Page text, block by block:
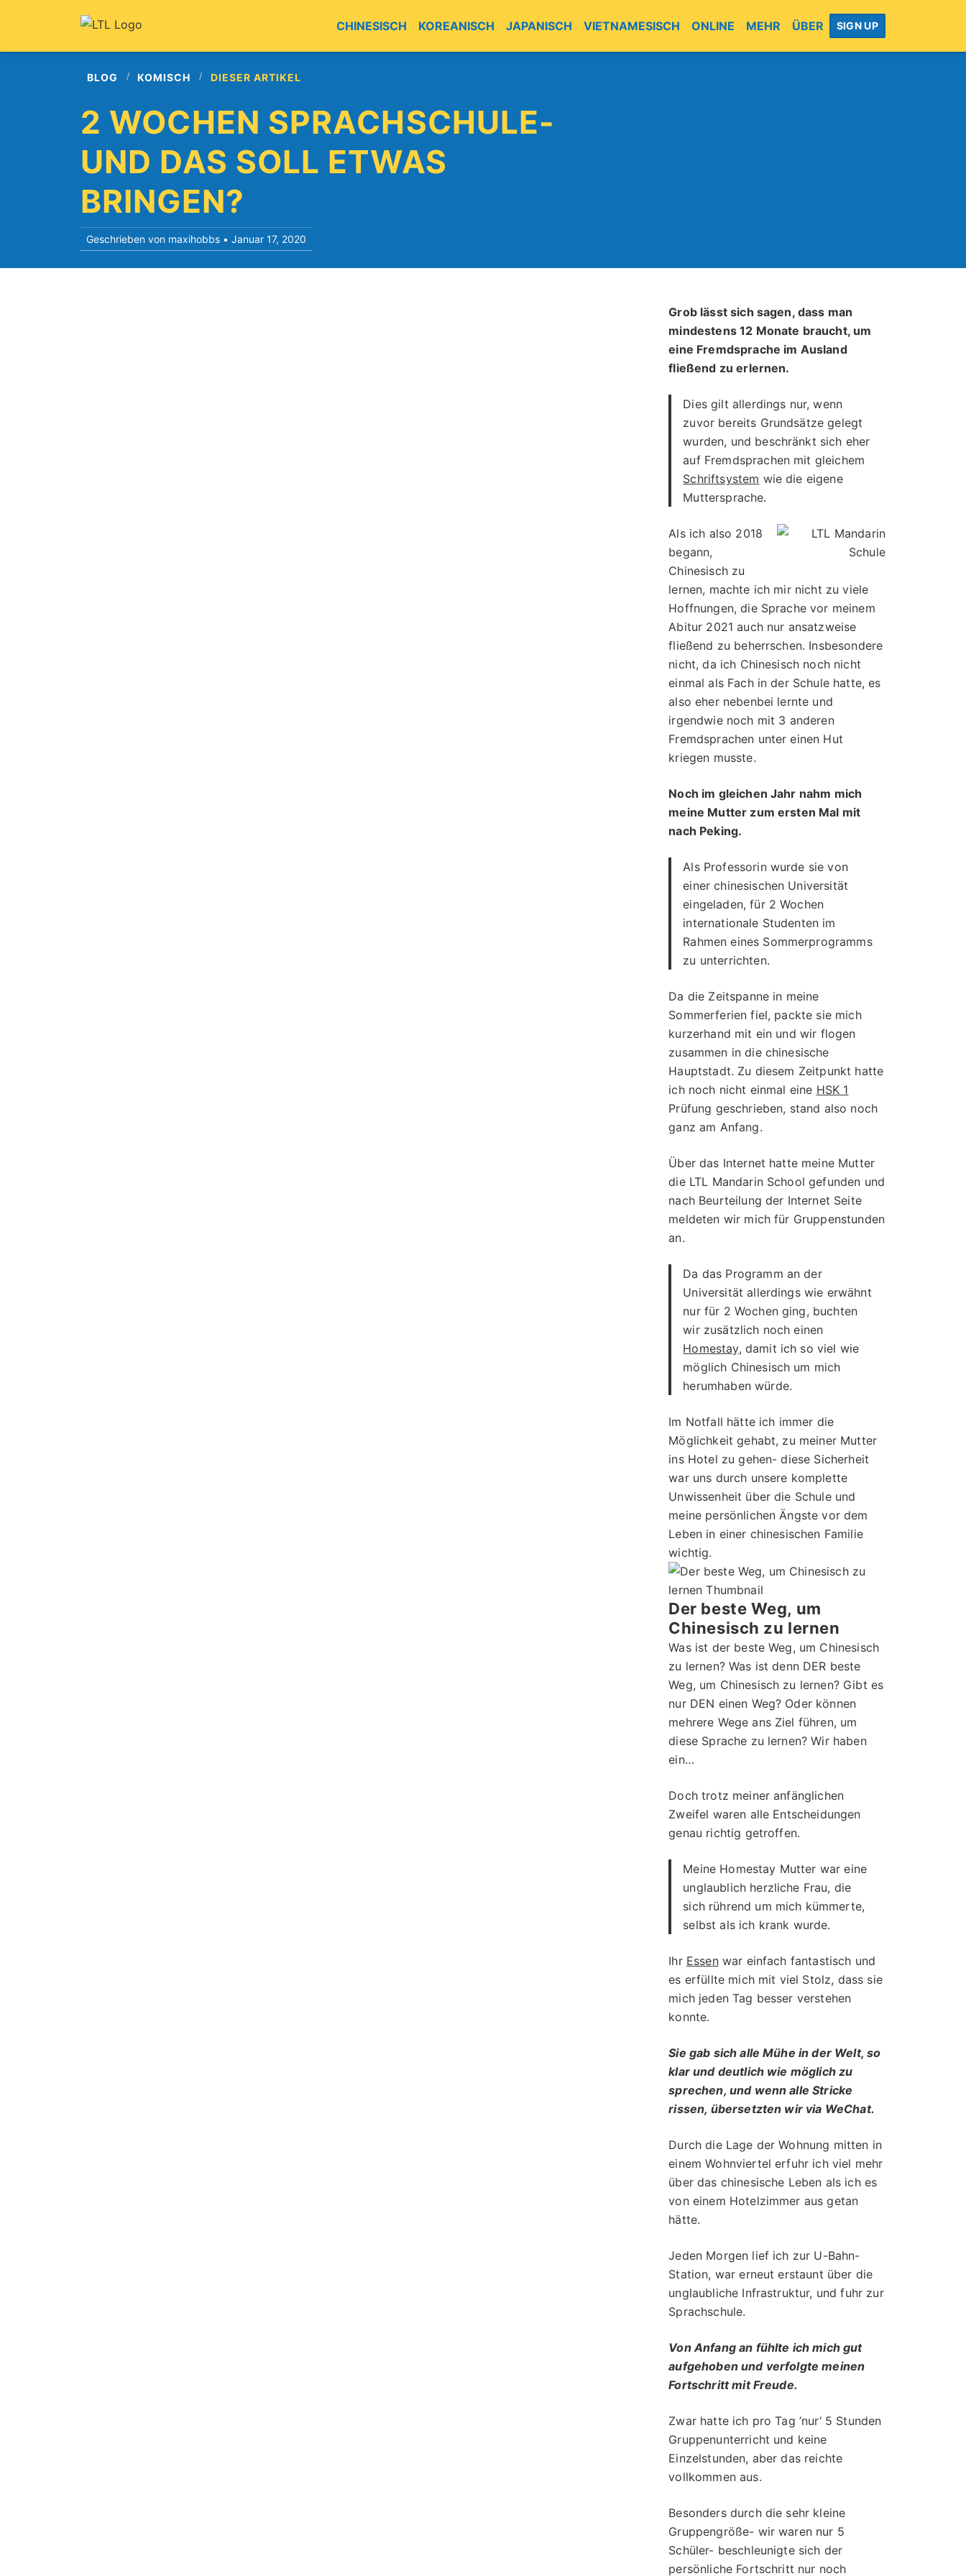
CHINESISCH KOREANISCH JAPANISCH VIETNAMESISCH ONLINE MEHR ÜBER SIGN UP
BLOG KOMISCH DIESER ARTIKEL
2 WOCHEN SPRACHSCHULE-
UND DAS SOLL ETWAS
BRINGEN?
Geschrieben von maxihobbs • Januar 17, 2020
Grob lässt sich sagen, dass man
mindestens 12 Monate braucht, um
eine Fremdsprache im Ausland
fließend zu erlernen.
Dies gilt allerdings nur, wenn
zuvor bereits Grundsätze gelegt
wurden, und beschränkt sich eher
auf Fremdsprachen mit gleichem
Schriftsystem wie die eigene
Muttersprache.
Als ich also 2018
begann,
Chinesisch zu
lernen, machte ich mir nicht zu viele
Hoffnungen, die Sprache vor meinem
Abitur 2021 auch nur ansatzweise
fließend zu beherrschen. Insbesondere
nicht, da ich Chinesisch noch nicht
einmal als Fach in der Schule hatte, es
also eher nebenbei lernte und
irgendwie noch mit 3 anderen
Fremdsprachen unter einen Hut
kriegen musste.
Noch im gleichen Jahr nahm mich
meine Mutter zum ersten Mal mit
nach Peking.
Als Professorin wurde sie von
einer chinesischen Universität
eingeladen, für 2 Wochen
internationale Studenten im
Rahmen eines Sommerprogramms
zu unterrichten.
Da die Zeitspanne in meine
Sommerferien fiel, packte sie mich
kurzerhand mit ein und wir flogen
zusammen in die chinesische
Hauptstadt. Zu diesem Zeitpunkt hatte
ich noch nicht einmal eine HSK 1
Prüfung geschrieben, stand also noch
ganz am Anfang.
Über das Internet hatte meine Mutter
die LTL Mandarin School gefunden und
nach Beurteilung der Internet Seite
meldeten wir mich für Gruppenstunden
an.
Da das Programm an der
Universität allerdings wie erwähnt
nur für 2 Wochen ging, buchten
wir zusätzlich noch einen
Homestay, damit ich so viel wie
möglich Chinesisch um mich
herumhaben würde.
Im Notfall hätte ich immer die
Möglichkeit gehabt, zu meiner Mutter
ins Hotel zu gehen- diese Sicherheit
war uns durch unsere komplette
Unwissenheit über die Schule und
meine persönlichen Ängste vor dem
Leben in einer chinesischen Familie
wichtig.
Der beste Weg, um
Chinesisch zu lernen
Was ist der beste Weg, um Chinesisch
zu lernen? Was ist denn DER beste
Weg, um Chinesisch zu lernen? Gibt es
nur DEN einen Weg? Oder können
mehrere Wege ans Ziel führen, um
diese Sprache zu lernen? Wir haben
ein…
Doch trotz meiner anfänglichen
Zweifel waren alle Entscheidungen
genau richtig getroffen.
Meine Homestay Mutter war eine
unglaublich herzliche Frau, die
sich rührend um mich kümmerte,
selbst als ich krank wurde.
Ihr Essenwar einfach fantastisch und
es erfüllte mich mit viel Stolz, dass sie
mich jeden Tag besser verstehen
konnte.
Sie gab sich alle Mühe in der Welt, so
klar und deutlich wie möglich zu
sprechen, und wenn alle Stricke
rissen, übersetzten wir via WeChat.
Durch die Lage der Wohnung mitten in
einem Wohnviertel erfuhr ich viel mehr
über das chinesische Leben als ich es
von einem Hotelzimmer aus getan
hätte.
Jeden Morgen lief ich zur U-Bahn-
Station, war erneut erstaunt über die
unglaubliche Infrastruktur, und fuhr zur
Sprachschule.
Von Anfang an fühlte ich mich gut
aufgehoben und verfolgte meinen
Fortschritt mit Freude.
Zwar hatte ich pro Tag ’nur‘ 5 Stunden
Gruppenunterricht und keine
Einzelstunden, aber das reichte
vollkommen aus.
Besonders durch die sehr kleine
Gruppengröße- wir waren nur 5
Schüler- beschleunigte sich der
persönliche Fortschritt nur noch